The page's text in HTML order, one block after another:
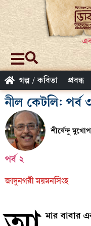
গল্প / কবিতা প্রবন্ধ
নীল কেটলি: পর্ব
শীর্ষেন্দু
পর্ব ২
জাদুনগরী ময়মনসিংহ
মার বাবার